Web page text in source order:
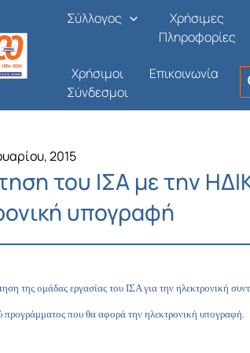
Σύλλογος
Χρήσιμες
Πληροφορίες
Χρήσιμοι
Σύνδεσμοι
Επικοινωνία
2015
του ΙΣΑ με την
υπογραφή
της ομάδας εργασίας του ΙΣΑ για την ηλεκτρονική
προγράμματος που θα αφορά την ηλεκτρονική υπογραφή.